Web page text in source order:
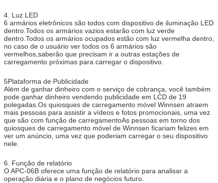
4. Luz LED
6 armários eletrônicos são todos com dispositivo de iluminação LED
dentro.Todos os armários vazios estarão com luz verde
dentro.Todos os armários ocupados estão com luz vermelha dentro,
no caso de o usuário ver todos os 6 armários são
vermelhos,saberão que precisam ir a outras estações de
carregamento próximas para carregar o dispositivo.
5Plataforma de Publicidade
Além de ganhar dinheiro com o serviço de cobrança, você também
pode ganhar dinheiro vendendo publicidade em LCD de 19
polegadas.Os quiosques de carregamento móvel Winnsen atraem
mais pessoas para assistir a vídeos e fotos promocionais, uma vez
que são com função de carregamentoAs pessoas em torno dos
quiosques de carregamento móvel de Winnsen ficariam felizes em
ver um anúncio, uma vez que poderiam carregar o seu dispositivo
nele.
6. Função de relatório
O APC-06B oferece uma função de relatório para analisar a
operação diária e o plano de negócios futuro.